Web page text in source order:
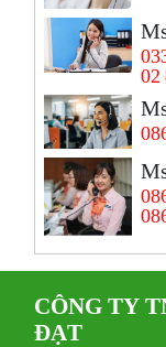
02
CÔNG TY
ĐẠT